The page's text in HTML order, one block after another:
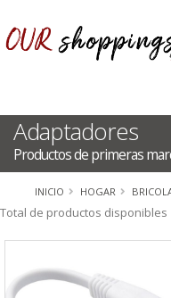
Adaptadores
Productos de primeras
INICIO HOGAR
Total de productos disponibles